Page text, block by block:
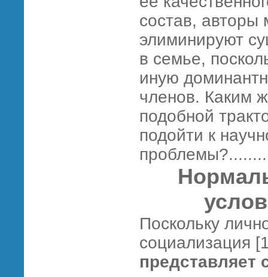
состав, авторы
элиминируют
в семье,
иную
членов. Каким
подобной
подойти к
Поскольку
социализация
представляет